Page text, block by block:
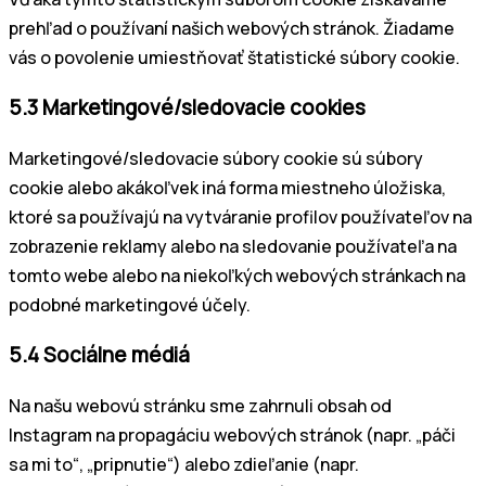
prehľad o používaní našich webových stránok. Žiadame
vás o povolenie umiestňovať štatistické súbory cookie.
5.3 Marketingové/sledovacie cookies
Marketingové/sledovacie súbory cookie sú súbory
cookie alebo akákoľvek iná forma miestneho úložiska,
ktoré sa používajú na vytváranie profilov používateľov na
zobrazenie reklamy alebo na sledovanie používateľa na
tomto webe alebo na niekoľkých webových stránkach na
podobné marketingové účely.
5.4 Sociálne médiá
Na našu webovú stránku sme zahrnuli obsah od
Instagram na propagáciu webových stránok (napr. „páči
sa mi to“, „pripnutie“) alebo zdieľanie (napr.